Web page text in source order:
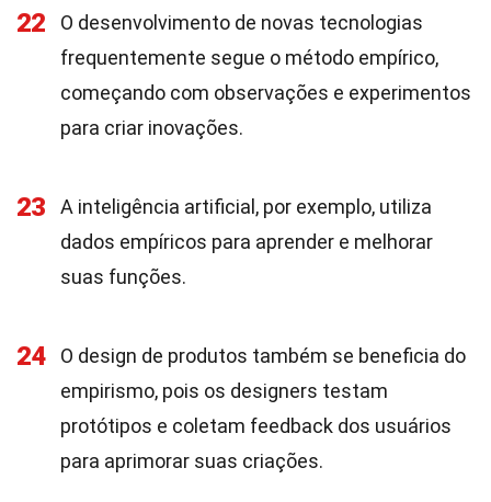
22
O desenvolvimento de novas tecnologias
frequentemente segue o método empírico,
começando com observações e experimentos
para criar inovações.
23
A inteligência artificial, por exemplo, utiliza
dados empíricos para aprender e melhorar
suas funções.
24
O design de produtos também se beneficia do
empirismo, pois os designers testam
protótipos e coletam feedback dos usuários
para aprimorar suas criações.